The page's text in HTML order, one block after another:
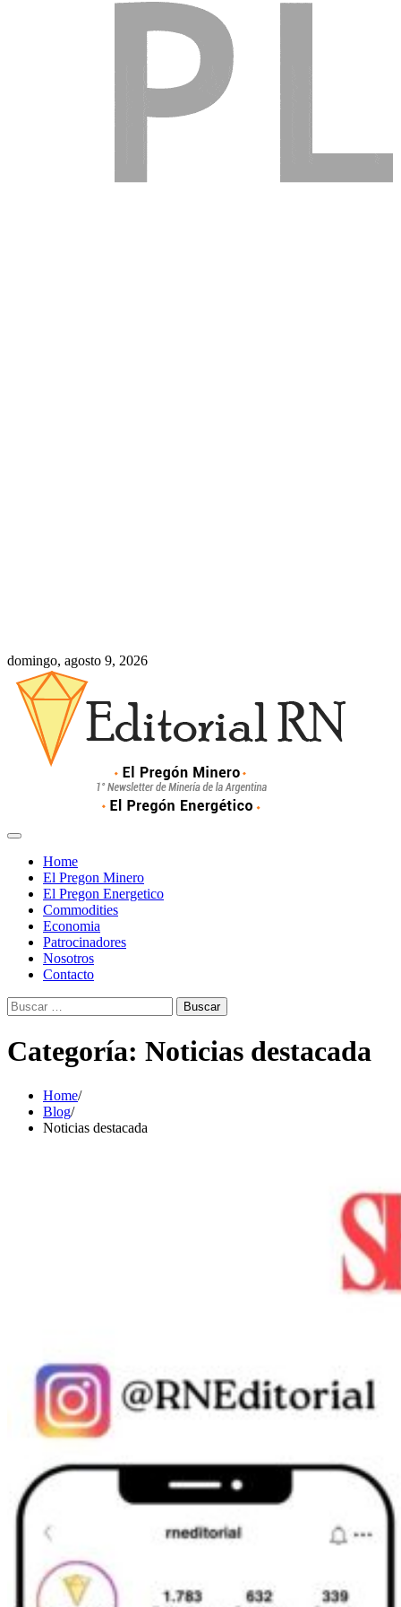
domingo, agosto 9, 2026
Home
El Pregon Minero
El Pregon Energetico
Commodities
Economia
Patrocinadores
Nosotros
Contacto
Buscar:
Categoría: Noticias destacada
Home
Blog
Noticias destacada